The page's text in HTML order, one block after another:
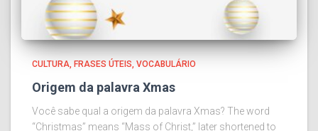
CULTURA FRASES ÚTEIS VOCABULÁRIO
Origem da palavra Xmas
Você sabe qual a origem da palavra Xmas? The word
“Christmas” means “Mass of Christ,” later shortened to